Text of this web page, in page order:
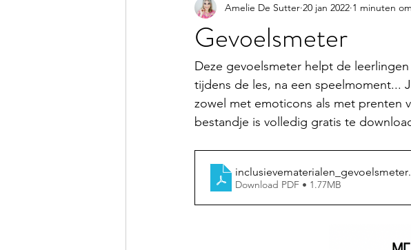
Sociaal-emotionele vaardigheden 4de leerjaar
Klasorganisatie Klasthema's en
Gevoelsmeter
Amelie De Sutter 20 jan 2022 1 minuten
Deze gevoelsmeter helpt de
tijdens de les, na een speelmoment...
zowel met emoticons als met prenten
bestandje is volledig gratis te
inclusievematerialen_gevoelsmeter
Download PDF • 1.77MB